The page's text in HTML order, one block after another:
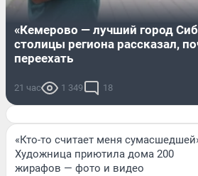
«Кемерово — лучший город
столицы региона рассказал,
переехать
21 час 1 349 18
«Кто-то считает меня
Художница приютила дома 200
жирафов — фото и видео